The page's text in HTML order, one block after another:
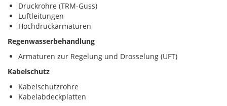
Druckrohre (TRM-Guss)
Luftleitungen
Hochdruckarmaturen
Regenwasserbehandlung
Armaturen zur Regelung und Drosselung (UFT)
Kabelschutz
Kabelschutzrohre
Kabelabdeckplatten